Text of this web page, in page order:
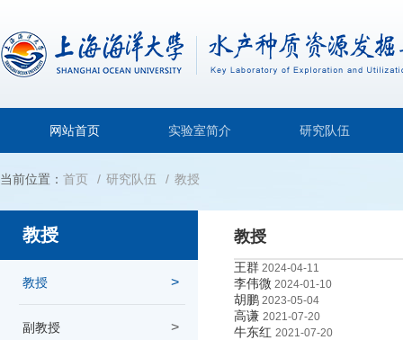
网站首页 实验室简介 研究队伍
当前位置： 首页 研究队伍 教授
教授
教授
副教授
教授
王群 2024-04-11
李伟微 2024-01-10
胡鹏 2023-05-04
高谦 2021-07-20
牛东红 2021-07-20